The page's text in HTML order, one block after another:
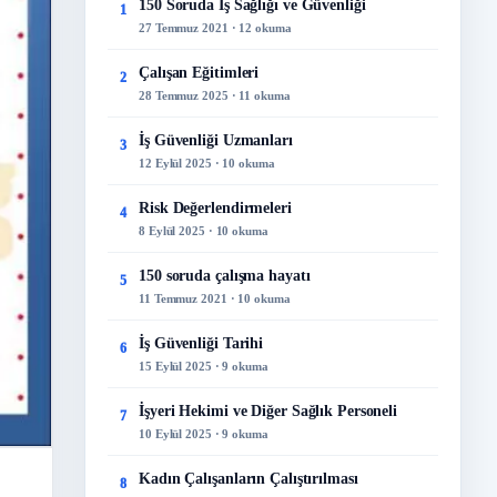
1 150 Soruda İş Sağlığı ve Güvenliği
27 Temmuz 2021 · 12 okuma
2 Çalışan Eğitimleri
28 Temmuz 2025 · 11 okuma
3 İş Güvenliği Uzmanları
12 Eylül 2025 · 10 okuma
4 Risk Değerlendirmeleri
8 Eylül 2025 · 10 okuma
5 150 soruda çalışma hayatı
11 Temmuz 2021 · 10 okuma
6 İş Güvenliği Tarihi
15 Eylül 2025 · 9 okuma
7 İşyeri Hekimi ve Diğer Sağlık Personeli
10 Eylül 2025 · 9 okuma
8 Kadın Çalışanların Çalıştırılması